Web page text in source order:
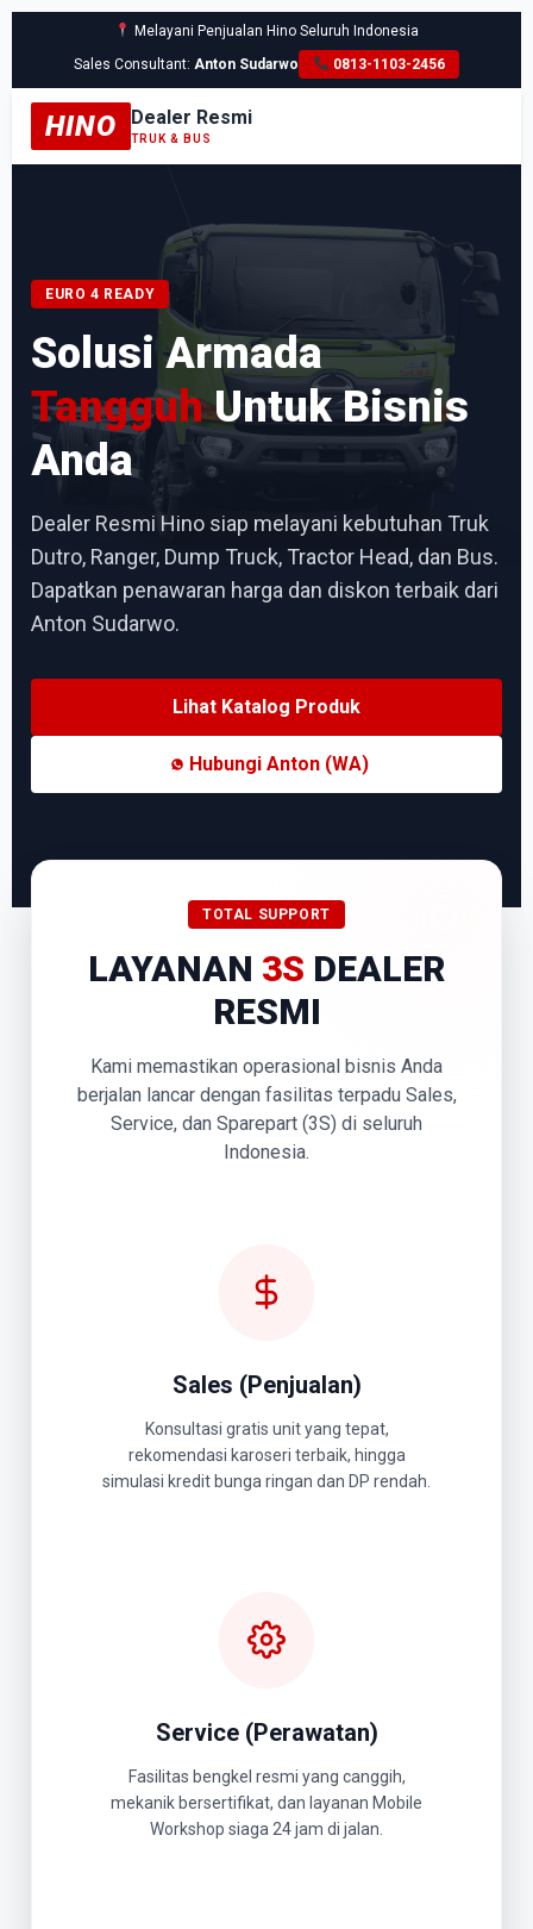
Melayani Penjualan Hino Seluruh Indonesia
Sales Consultant:Anton Sudarwo 0813-1103-2456
HINO Dealer Resmi
TRUK & BUS
EURO 4 READY
Solusi Armada
TangguhUntuk Bisnis
Anda
Dealer Resmi Hino siap melayani kebutuhan Truk
Dutro, Ranger, Dump Truck, Tractor Head, dan Bus.
Dapatkan penawaran harga dan diskon terbaik dari
Anton Sudarwo.
Lihat Katalog Produk
Hubungi Anton (WA)
TOTAL SUPPORT
LAYANAN 3S DEALER
RESMI
Kami memastikan operasional bisnis Anda
berjalan lancar dengan fasilitas terpadu Sales,
Service, dan Sparepart (3S) di seluruh
Indonesia.
Sales (Penjualan)
Konsultasi gratis unit yang tepat,
rekomendasi karoseri terbaik, hingga
simulasi kredit bunga ringan dan DP rendah.
Service (Perawatan)
Fasilitas bengkel resmi yang canggih,
mekanik bersertifikat, dan layanan Mobile
Workshop siaga 24 jam di jalan.